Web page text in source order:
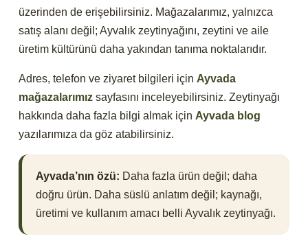
üzerinden de erişebilirsiniz. Mağazalarımız, yalnızca
satış alanı değil; Ayvalık zeytinyağını, zeytini ve aile
üretim kültürünü daha yakından tanıma noktalarıdır.
Adres, telefon ve ziyaret bilgileri için Ayvada
mağazalarımız sayfasını inceleyebilirsiniz. Zeytinyağı
hakkında daha fazla bilgi almak için Ayvada blog
yazılarımıza da göz atabilirsiniz.
Ayvada’nın özü: Daha fazla ürün değil; daha
doğru ürün. Daha süslü anlatım değil; kaynağı,
üretimi ve kullanım amacı belli Ayvalık zeytinyağı.